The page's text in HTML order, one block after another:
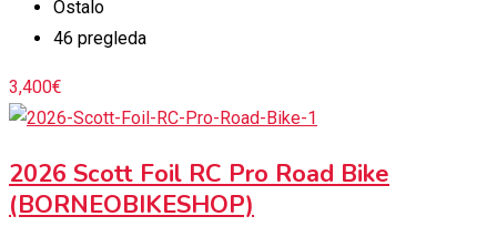
Ostalo
46 pregleda
3,400€
2026 Scott Foil RC Pro Road Bike
(BORNEOBIKESHOP)